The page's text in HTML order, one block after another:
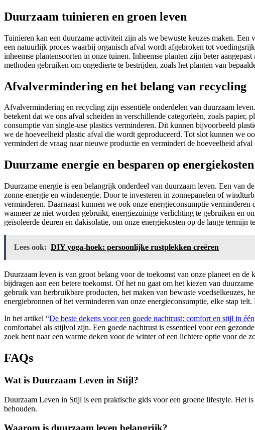
Duurzaam tuinieren en groen leven
Tuinieren kan een duurzame activiteit zijn als we bewuste keuzes maken.
een natuurlijk proces waarbij organisch afval wordt afgebroken tot
inheemse plantensoorten in onze tuinen. Inheemse planten zijn beter
methoden gebruiken om ongedierte te bestrijden, zoals het planten van
Afvalvermindering en het belang van recycling
Afvalvermindering en recycling zijn essentiële onderdelen van duurzaam
betekent dat we ons afval scheiden in verschillende categorieën, zoals
consumptie van single-use plastics verminderen. Dit kunnen bijvoorbeeld
we de hoeveelheid plastic afval die wordt geproduceerd. Tot slot kunnen we
vermindert de vraag naar nieuwe productie en vermindert de hoeveelheid
Duurzame energie en besparen op energiekosten
Duurzame energie is een belangrijk onderdeel van duurzaam leven. Een van
zonne-energie en windenergie. Door te investeren in zonnepanelen of
verminderen. Daarnaast kunnen we ook onze energieconsumptie
wanneer ze niet worden gebruikt, energiezuinige verlichting te gebruiken en
geïsoleerde deuren en dakisolatie, om onze energiekosten op de lange termijn
Lees ook: DIY yoga-hoek: persoonlijke rustplekken creëren
Duurzaam leven is van groot belang voor de toekomst van onze planeet en
bijdragen aan een betere toekomst. Of het nu gaat om het kiezen van
gebruik van herbruikbare producten, het maken van bewuste voedselkeuzes,
energiebronnen of het verminderen van onze energieconsumptie, elke stap
In het artikel “De beste dekens voor een goede nachtrust: comfort en stijl in één
comfortabel als stijlvol zijn. Een goede nachtrust is essentieel voor een
zoek bent naar een warme deken voor de winter of een lichtere optie voor de
FAQs
Wat is Duurzaam Leven in Stijl?
Duurzaam Leven in Stijl is een praktische gids voor een groene lifestyle. Het
behouden.